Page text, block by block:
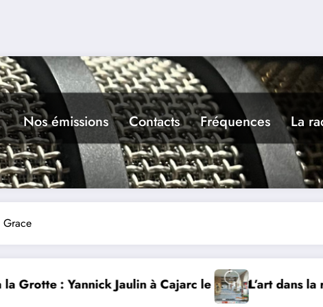
Nos émissions Contacts Fréquences La
Grace
L’art dans la rue 9ième édition à Castelnau-Montratier